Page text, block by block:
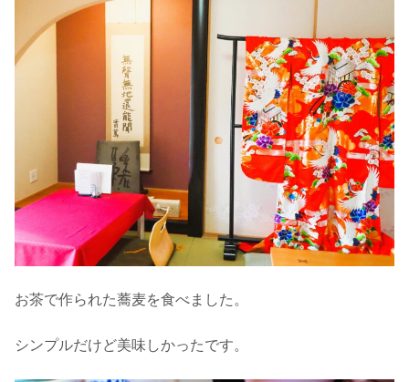
お茶で作られた蕎麦を食べました。
シンプルだけど美味しかったです。